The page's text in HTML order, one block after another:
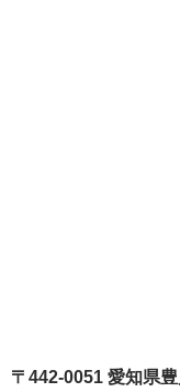
〒442-0051 愛知県